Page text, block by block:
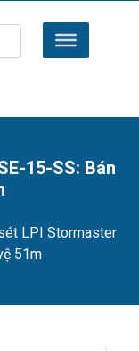
15-SS: Bán
LPI Stormaster
51m